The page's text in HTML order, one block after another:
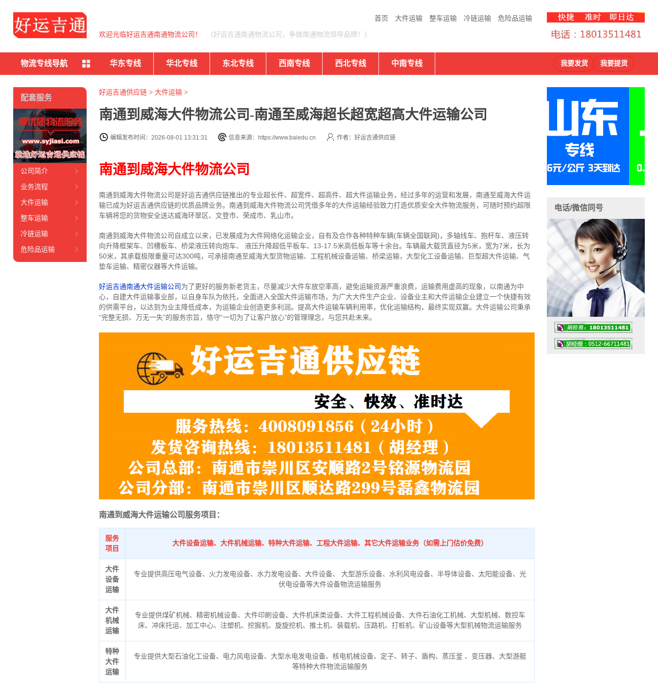
首页 大件运输 整车运输 冷链运输 危险品运输
欢迎光临好运吉通南通物流公司！ （好运吉通南通物流公司，争做南通物流领导品牌！）
物流专线导航 华东专线 华北专线 东北专线 西南专线 西北专线 中南专线 我要发货 我要提货
好运吉通供应链> 大件运输>
南通到威海大件物流公司-南通至威海超长超宽超高大件运输公司
编辑发布时间：2026-08-01 13:31:31 信息来源：https://www.baiedu.cn 作者：好运吉通供应链
南通到威海大件物流公司
南通到威海大件物流公司是好运吉通供应链推出的专业超长件、超宽件、超高件、超大件运输业务，经过多年的运营和发展，南通至威海大件运
输已成为好运吉通供应链的优质品牌业务。南通到威海大件物流公司凭借多年的大件运输经验致力打造优质安全大件物流服务，可随时预约超限
车辆将您的货物安全送达威海环翠区、文登市、荣成市、乳山市。
南通到威海大件物流公司自成立以来，已发展成为大件网络化运输企业，自有及合作各种特种车辆(车辆全国联网)，多轴线车、抱杆车、液压转
向升降框架车、凹槽板车、桥梁液压转向炮车、 液压升降超低平板车、13-17.5米高低板车等十余台。车辆最大载货直径为5米，宽为7米，长为
50米，其承载极限重量可达300吨，可承接南通至威海大型货物运输、工程机械设备运输、桥梁运输，大型化工设备运输、巨型超大件运输、气
垫车运输、精密仪器等大件运输。
好运吉通南通大件运输公司为了更好的服务新老货主，尽量减少大件车放空率高，避免运输资源严重浪费，运输费用虚高的现象，以南通为中
心，自建大件运输事业部，以自身车队为依托，全面进入全国大件运输市场，为广大大件生产企业、设备业主和大件运输企业建立一个快捷有效
的供需平台，以达到为业主降低成本，为运输企业创造更多利润。提高大件运输车辆利用率，优化运输结构，最终实现双赢。大件运输公司秉承
“完整无损、万无一失”的服务宗旨，恪守“一切为了让客户放心”的管理理念，与您共赴未来。
南通到威海大件运输公司服务项目：
服务
项目
大件设备运输、大件机械运输、特种大件运输、工程大件运输、其它大件运输业务（如需上门估价免费）
大件
设备
运输
专业提供高压电气设备、火力发电设备、水力发电设备、大件设备、 大型游乐设备、水利风电设备、半导体设备、太阳能设备、光
伏电设备等大件设备物流运输服务
大件
机械
运输
专业提供煤矿机械、精密机械设备、大件印刷设备、大件机床类设备、大件工程机械设备、大件石油化工机械、大型机械、数控车
床、冲床托运、加工中心、注塑机、挖掘机、旋旋挖机、推土机、装载机、压路机、打桩机、矿山设备等大型机械物流运输服务
特种
大件
运输
专业提供大型石油化工设备、电力风电设备、大型水电发电设备、核电机械设备、定子、转子、盾构、蒸压釜 、变压器、大型游艇
等特种大件物流运输服务
配套服务
公司简介
业务流程
大件运输
整车运输
冷链运输
危险品运输
电话/微信同号